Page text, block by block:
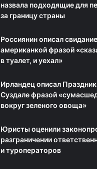
назвала подходящие для
за границу страны
Россиянин описал
американкой фразой
в туалет, и уехал»
Ирландец описал
Суздале фразой
вокруг зеленого овоща»
Юристы оценили
разграничении
и туроператоров